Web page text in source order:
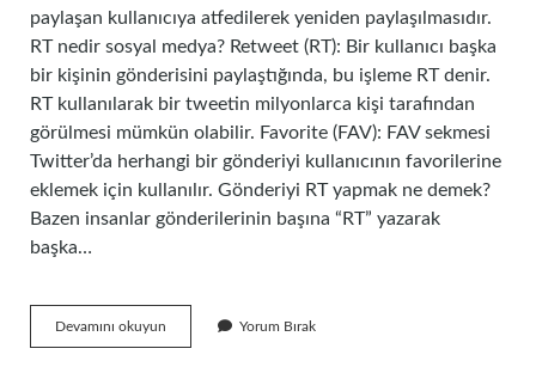
paylaşan kullanıcıya atfedilerek yeniden paylaşılmasıdır.
RT nedir sosyal medya? Retweet (RT): Bir kullanıcı başka
bir kişinin gönderisini paylaştığında, bu işleme RT denir.
RT kullanılarak bir tweetin milyonlarca kişi tarafından
görülmesi mümkün olabilir. Favorite (FAV): FAV sekmesi
Twitter’da herhangi bir gönderiyi kullanıcının favorilerine
eklemek için kullanılır. Gönderiyi RT yapmak ne demek?
Bazen insanlar gönderilerinin başına “RT” yazarak
başka…
Devamını okuyun
Ne
Yorum Bırak